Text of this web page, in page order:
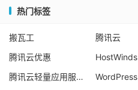
热门标签
搬瓦工 腾讯云
腾讯云优惠
HostWinds
腾讯云轻量应用服务器
WordPress